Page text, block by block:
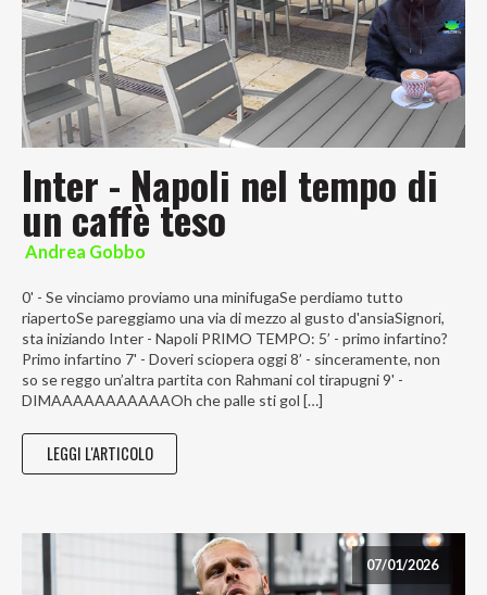
Inter - Napoli nel tempo di
un caffè teso
Andrea Gobbo
0' - Se vinciamo proviamo una minifugaSe perdiamo tutto
riapertoSe pareggiamo una via di mezzo al gusto d'ansiaSignori,
sta iniziando Inter - Napoli PRIMO TEMPO: 5’ - primo infartino?
Primo infartino 7' - Doveri sciopera oggi 8’ - sinceramente, non
so se reggo un’altra partita con Rahmani col tirapugni 9' -
DIMAAAAAAAAAAAOh che palle sti gol […]
LEGGI L'ARTICOLO
07/01/2026